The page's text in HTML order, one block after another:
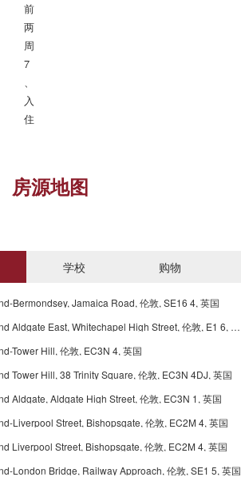
前
两
周
7
、
入
住
房源地图
学校 购物
Bermondsey, Jamaica Road, 伦敦, SE16 4, 英国
Underground Aldgate East, Whitechapel High Street, 伦敦, E1 6, 英国
Tower Hill, 伦敦, EC3N 4, 英国
Tower Hill, 38 Trinity Square, 伦敦, EC3N 4DJ, 英国
Aldgate, Aldgate High Street, 伦敦, EC3N 1, 英国
Liverpool Street, Bishopsgate, 伦敦, EC2M 4, 英国
Liverpool Street, Bishopsgate, 伦敦, EC2M 4, 英国
London Bridge, Railway Approach, 伦敦, SE1 5, 英国